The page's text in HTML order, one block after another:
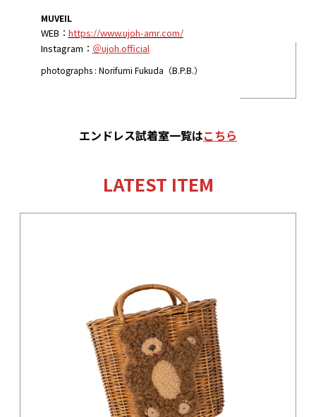
MUVEIL
WEB： https://www.ujoh-amr.com/
Instagram： ＠ujoh.official
photographs : Norifumi Fukuda（B.P.B.）
エンドレス試着室一覧はこちら
LATEST ITEM